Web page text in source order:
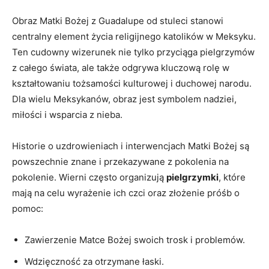
Obraz Matki Bożej z Guadalupe od stuleci stanowi⁤
centralny element życia religijnego katolików w Meksyku.‍
Ten cudowny wizerunek nie tylko przyciąga pielgrzymów
z całego świata, ale także odgrywa kluczową rolę w
kształtowaniu tożsamości kulturowej i duchowej narodu.
Dla wielu Meksykanów, obraz jest‌ symbolem⁢ nadziei,
miłości i wsparcia z nieba.
Historie o uzdrowieniach i interwencjach ‍Matki ‍Bożej są
‌powszechnie znane i przekazywane z pokolenia na
pokolenie. Wierni często organizują pielgrzymki, które
⁤mają na celu ⁢wyrażenie ich czci oraz ⁢złożenie próśb o
pomoc:
Zawierzenie Matce Bożej swoich trosk i problemów.
Wdzięczność za otrzymane łaski.